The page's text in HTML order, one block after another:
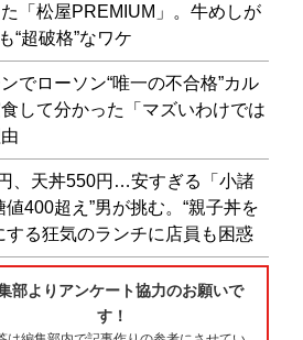
「松屋PREMIUM」。牛めしが
“超破格”なワケ
でローソン“唯一の不合格”カル
して分かった「マズいわけでは
、天丼550円…安すぎる「小諸
値400超え”男が挑む。“親子丼を
する狂気のランチに店員も困惑